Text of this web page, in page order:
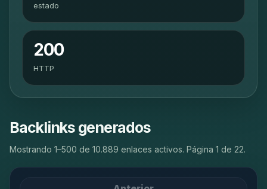
estado
200
HTTP
Backlinks generados
Mostrando 1–500 de 10.889 enlaces activos. Página 1 de 22.